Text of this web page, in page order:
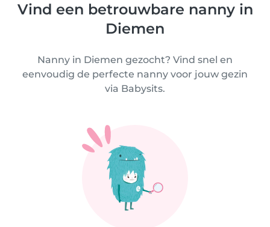
Vind een betrouwbare nanny in
Diemen
Nanny in Diemen gezocht? Vind snel en
eenvoudig de perfecte nanny voor jouw gezin
via Babysits.